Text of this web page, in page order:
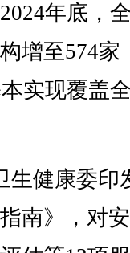
年底，
增至574家
实现覆盖
健康委印
南》，对